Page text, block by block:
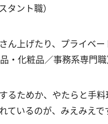
タント職）
ん上げたり、プライベ
・化粧品／事務系専門職
るためか、やたらと手
ているのが、みえみえで